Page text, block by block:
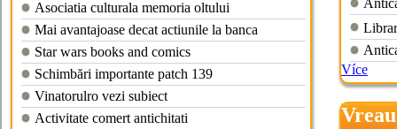
Asociatia culturala memoria oltului
Mai avantajoase decat actiunile la banca
Star wars books and comics
Schimbări importante patch 139
Vinatorulro vezi subiect
Activitate comert antichitati
Více